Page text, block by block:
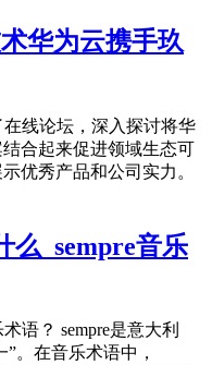
华为云携手玖
线论坛，深入探讨将华
合起来促进领域生态可
优秀产品和公司实力。
么_sempre音乐
语？ sempre是意大利
。在音乐术语中，